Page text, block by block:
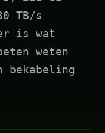
TB/s
is wat
weten
bekabeling